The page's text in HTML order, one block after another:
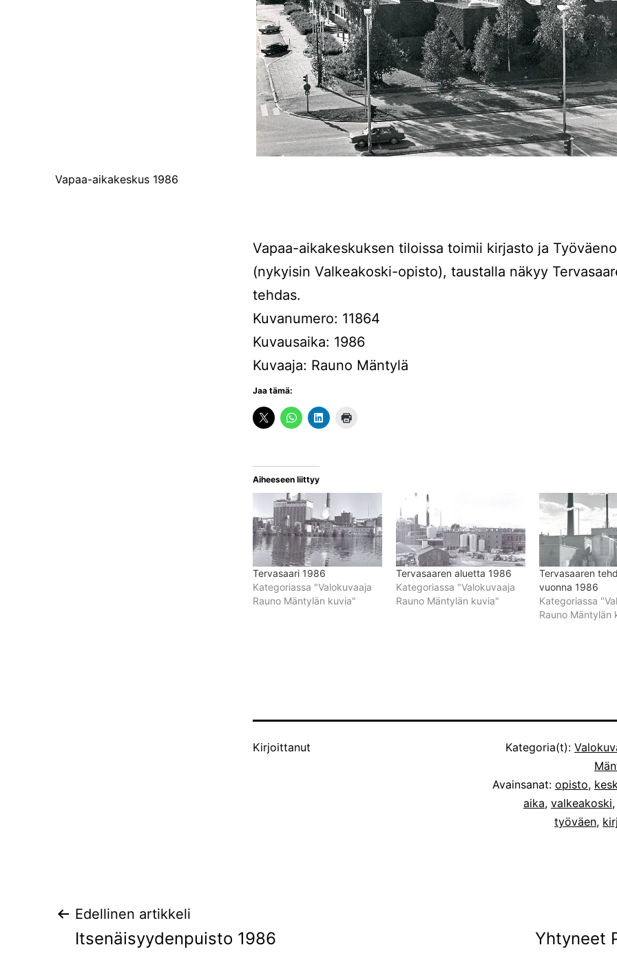
Vapaa-aikakeskus 1986
Vapaa-aikakeskuksen tiloissa toimii kirjasto ja
(nykyisin Valkeakoski-opisto), taustalla näkyy
tehdas.
Kuvanumero: 11864
Kuvausaika: 1986
Kuvaaja: Rauno Mäntylä
Jaa tämä:
Aiheeseen liittyy
Tervasaari 1986
Kategoriassa "Valokuvaaja
Rauno Mäntylän kuvia"
Tervasaaren aluetta 1986
Kategoriassa "Valokuvaaja
Rauno Mäntylän kuvia"
Tervasaaren
vuonna 1986
Kategoriassa
Rauno Mäntylän
Julkaistu
Kirjoittanut Kategoria(t):
Avainsanat: opisto,
aika, valkeakoski
työväen,
Artikkelien
Edellinen artikkeli
Itsenäisyydenpuisto 1986 Yhtyneet